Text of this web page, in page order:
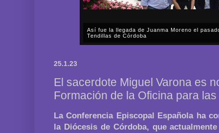
Así fue la llegada de Juanma Moreno el
Tendillas de Córdoba
25.1.23
El sacerdote Miguel Varona es
Formación de la Oficina para
La Conferencia Episcopal Española ha
la Diócesis de Córdoba, que